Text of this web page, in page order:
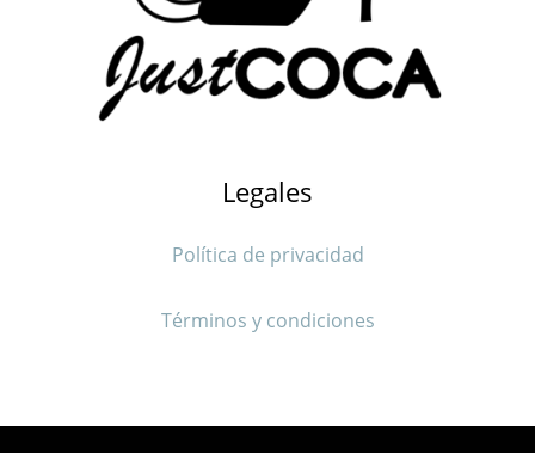
Legales
Política de privacidad
Términos y condiciones